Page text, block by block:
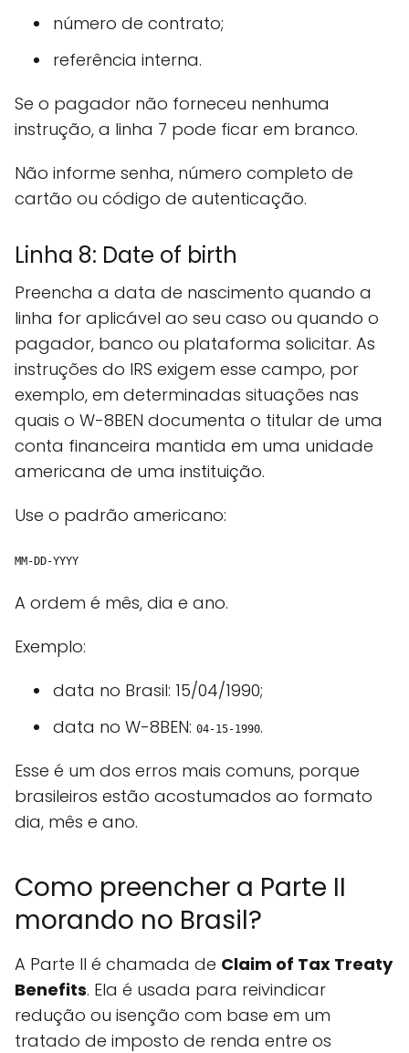
número de contrato;
referência interna.
Se o pagador não forneceu nenhuma
instrução, a linha 7 pode ficar em branco.
Não informe senha, número completo de
cartão ou código de autenticação.
Linha 8: Date of birth
Preencha a data de nascimento quando a
linha for aplicável ao seu caso ou quando o
pagador, banco ou plataforma solicitar. As
instruções do IRS exigem esse campo, por
exemplo, em determinadas situações nas
quais o W-8BEN documenta o titular de uma
conta financeira mantida em uma unidade
americana de uma instituição.
Use o padrão americano:
MM-DD-YYYY
A ordem é mês, dia e ano.
Exemplo:
data no Brasil: 15/04/1990;
data no W-8BEN: 04-15-1990.
Esse é um dos erros mais comuns, porque
brasileiros estão acostumados ao formato
dia, mês e ano.
Como preencher a Parte II
morando no Brasil?
A Parte II é chamada de Claim of Tax Treaty
Benefits. Ela é usada para reivindicar
redução ou isenção com base em um
tratado de imposto de renda entre os